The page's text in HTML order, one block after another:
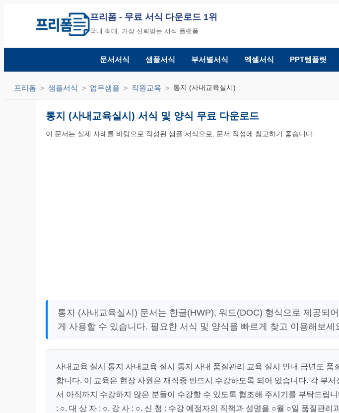
프리폼 - 무료 서식 다운로드 1위
국내 최대, 가장 신뢰받는 서식 플랫폼
문서서식 샘플서식 부서별서식 엑셀서식 PPT템플릿
프리폼 샘플서식 업무샘플 직원교육 통지 (사내교육실시)
통지 (사내교육실시) 서식 및 양식 무료 다운로드
이 문서는 실제 사례를 바탕으로 작성된 샘플 서식으로, 문서 작성에 참고하기 좋습니다.
통지 (사내교육실시) 문서는 한글(HWP), 워드(DOC) 형식으로 제공되
게 사용할 수 있습니다. 필요한 서식 및 양식을 빠르게 찾고 이용해보세
사내교육 실시 통지 사내교육 실시 통지 사내 품질관리 교육 실시 안내 금년도 품
합니다. 이 교육은 현장 사원은 재직중 반드시 수강하도록 되어 있습니다. 각 부
서 아직까지 수강하지 않은 분들이 수강할 수 있도록 협조해 주시기를 부탁드립
: ○. 대 상 자 : ○. 강 사 : ○. 신 청 : 수강 예정자의 직책과 성명을 ○월 ○일 품질관